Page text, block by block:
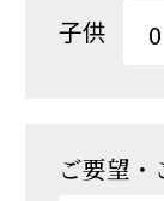
子供
ご要望・